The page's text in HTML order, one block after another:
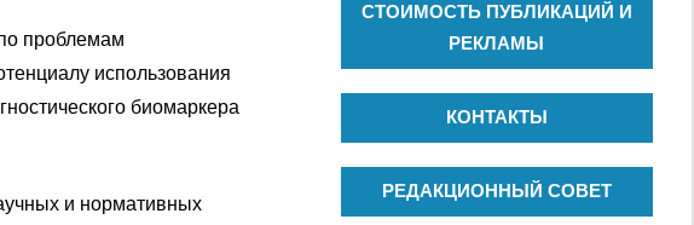
проблемам
использования
биомаркера
и нормативных
СТОИМОСТЬ ПУБЛИКАЦИЙ И
РЕКЛАМЫ
КОНТАКТЫ
РЕДАКЦИОННЫЙ СОВЕТ